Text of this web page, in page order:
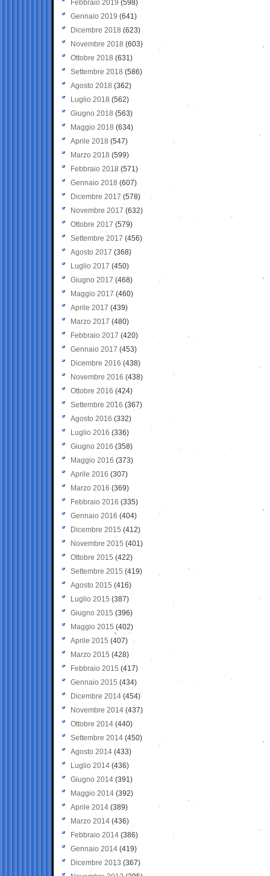
Febbraio 2019 (598)
Gennaio 2019 (641)
Dicembre 2018 (623)
Novembre 2018 (603)
Ottobre 2018 (631)
Settembre 2018 (586)
Agosto 2018 (362)
Luglio 2018 (562)
Giugno 2018 (563)
Maggio 2018 (634)
Aprile 2018 (547)
Marzo 2018 (599)
Febbraio 2018 (571)
Gennaio 2018 (607)
Dicembre 2017 (578)
Novembre 2017 (632)
Ottobre 2017 (579)
Settembre 2017 (456)
Agosto 2017 (368)
Luglio 2017 (450)
Giugno 2017 (468)
Maggio 2017 (460)
Aprile 2017 (439)
Marzo 2017 (480)
Febbraio 2017 (420)
Gennaio 2017 (453)
Dicembre 2016 (438)
Novembre 2016 (438)
Ottobre 2016 (424)
Settembre 2016 (367)
Agosto 2016 (332)
Luglio 2016 (336)
Giugno 2016 (358)
Maggio 2016 (373)
Aprile 2016 (307)
Marzo 2016 (369)
Febbraio 2016 (335)
Gennaio 2016 (404)
Dicembre 2015 (412)
Novembre 2015 (401)
Ottobre 2015 (422)
Settembre 2015 (419)
Agosto 2015 (416)
Luglio 2015 (387)
Giugno 2015 (396)
Maggio 2015 (402)
Aprile 2015 (407)
Marzo 2015 (428)
Febbraio 2015 (417)
Gennaio 2015 (434)
Dicembre 2014 (454)
Novembre 2014 (437)
Ottobre 2014 (440)
Settembre 2014 (450)
Agosto 2014 (433)
Luglio 2014 (436)
Giugno 2014 (391)
Maggio 2014 (392)
Aprile 2014 (389)
Marzo 2014 (436)
Febbraio 2014 (386)
Gennaio 2014 (419)
Dicembre 2013 (367)